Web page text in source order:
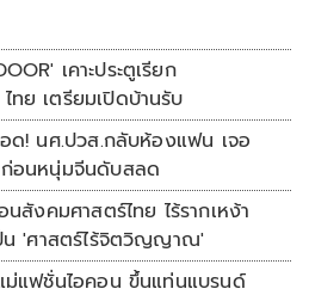
เคาะประตูเรียก
ทย เตรียมเปิดบ้านรับ
ด! นศ.ปวส.กลับห้องแฟน เจอ
อนหนุ่มจีนดับสลด
นสังคมศาสตร์ไทย ไร้รากเหง้า
น 'ศาสตร์ไร้จิตวิญญาณ'
ม่แฟชั่นไอคอน ขึ้นแท่นแบรนด์